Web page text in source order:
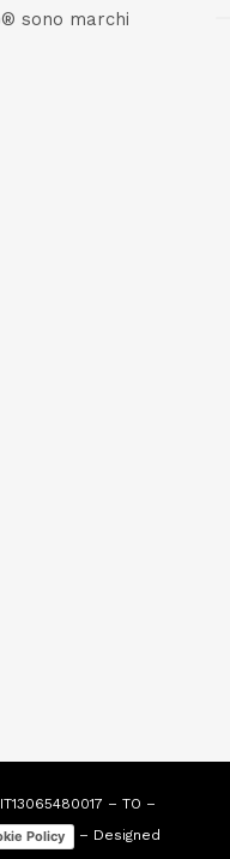
sono marchi
– TO –
Policy
– Designed